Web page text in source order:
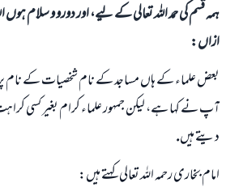
ہمہ قسم کی حمد اللہ تعالی کے لیے، اور دورو و سلام
ازاں:
بعض علماء كے ہاں مساجد كے نام شخصيات كے نام پر
آپ نے كہا ہے، ليكن جمہور علماء كرام بغير كسى
ديتے ہيں.
امام بخارى رحمہ اللہ تعالى كہتے ہيں: